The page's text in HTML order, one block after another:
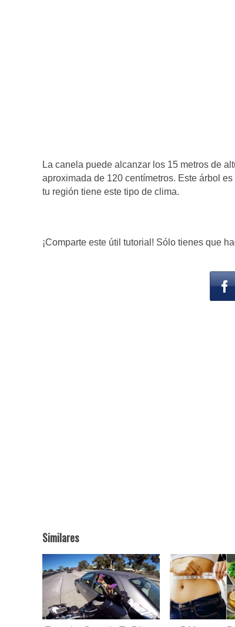
La canela puede alcanzar los 15 metros de
aproximada de 120 centímetros. Este árbol
tu región tiene este tipo de clima.
¡Comparte este útil tutorial! Sólo tienes que
Similares